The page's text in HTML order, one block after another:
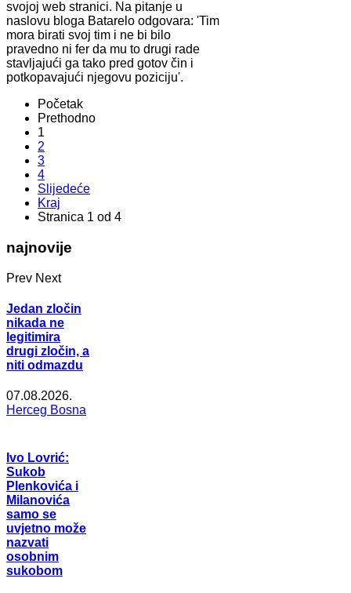
svojoj web stranici. Na pitanje u
naslovu bloga Batarelo odgovara: 'Tim
mora birati svoj tim i ne bi bilo
pravedno ni fer da mu to drugi rade
stavljajući ga tako pred gotov čin i
potkopavajući njegovu poziciju'.
Početak
Prethodno
1
2
3
4
Slijedeće
Kraj
Stranica 1 od 4
najnovije
Prev Next
Jedan zločin
nikada ne
legitimira
drugi zločin, a
niti odmazdu
07.08.2026.
Herceg Bosna
Ivo Lovrić:
Sukob
Plenkovića i
Milanovića
samo se
uvjetno može
nazvati
osobnim
sukobom